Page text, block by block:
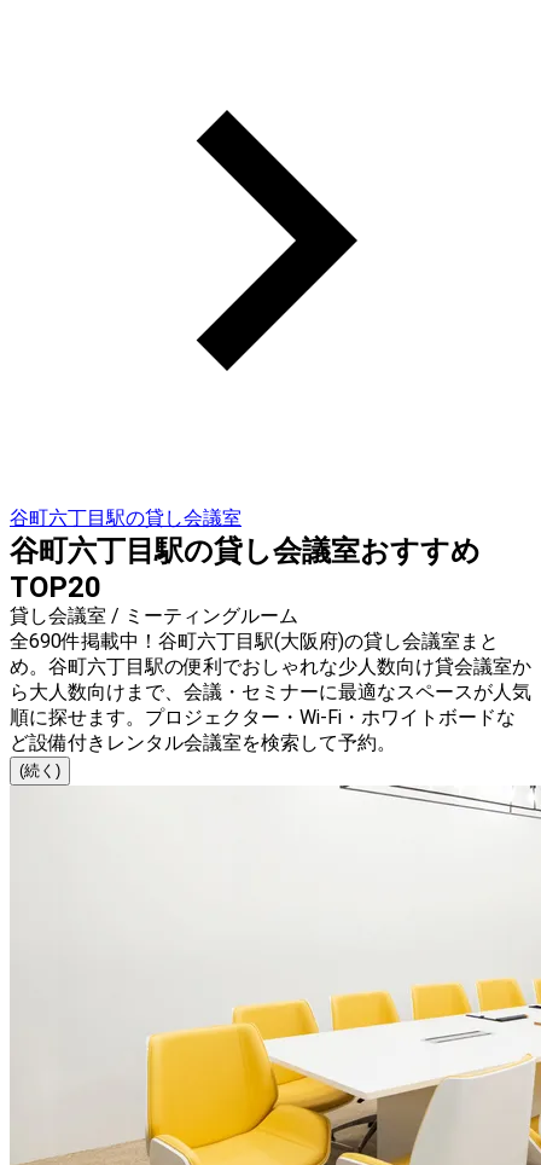
谷町六丁目駅の貸し会議室
谷町六丁目駅の貸し会議室おすすめ
TOP20
貸し会議室 / ミーティングルーム
全690件掲載中！谷町六丁目駅(大阪府)の貸し会議室まと
め。谷町六丁目駅の便利でおしゃれな少人数向け貸会議室か
ら大人数向けまで、会議・セミナーに最適なスペースが人気
順に探せます。プロジェクター・Wi-Fi・ホワイトボードな
ど設備付きレンタル会議室を検索して予約。
(続く)